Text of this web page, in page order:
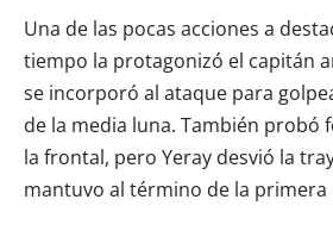
Una de las pocas acciones a
tiempo la protagonizó el capitán
se incorporó al ataque para
de la media luna. También probó
la frontal, pero Yeray desvió la
mantuvo al término de la primera